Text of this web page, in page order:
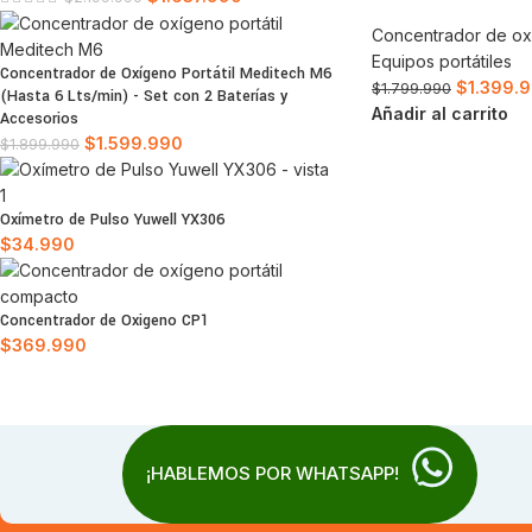
Concentrador de Oxígeno Portátil Meditech M6
(Hasta 6 Lts/min) - Set con 2 Baterías y
Accesorios
$1.899.990 $1.599.990
Oxímetro de Pulso Yuwell YX306
$34.990
Concentrador de Oxigeno CP1
$369.990
Concentrador de
Equipos portátiles
$1.799.990 $
Añadir al carrito
¡HABLEMOS POR WHATSAPP!